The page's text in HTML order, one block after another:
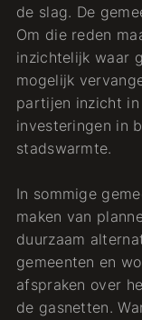
de slag. De
Om die reden
inzichtelijk waar
mogelijk
partijen inzicht
investeringen in
stadswarmte.
In sommige
maken van
duurzaam
gemeenten en
afspraken over
de gasnetten.